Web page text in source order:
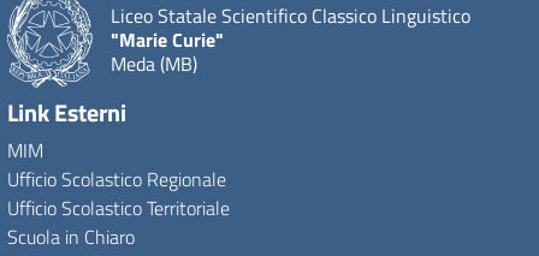
Liceo Statale Scientifico Classico Linguistico
"Marie Curie"
Meda (MB)
Link Esterni
MIM
Ufficio Scolastico Regionale
Ufficio Scolastico Territoriale
Scuola in Chiaro